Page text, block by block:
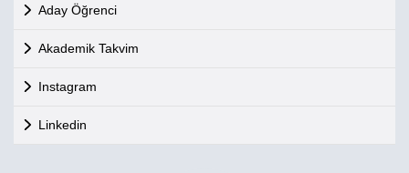
Aday Öğrenci
Akademik Takvim
Instagram
Linkedin